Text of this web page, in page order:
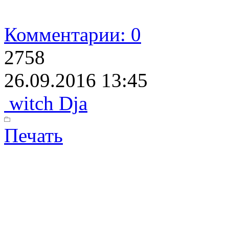
Комментарии: 0
2758
26.09.2016 13:45
witch Dja
Печать